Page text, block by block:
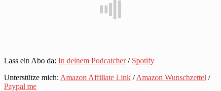
Lass ein Abo da: In deinem Podcatcher/ Spotify
Unterstütze mich: Amazon Affiliate Link /Amazon Wunschzettel /
Paypal me